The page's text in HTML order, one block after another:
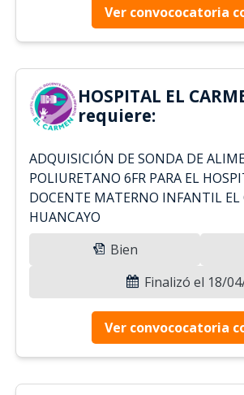
Ver convococatoria
HOSPITAL EL
requiere:
ADQUISICIÓN DE SONDA DE
POLIURETANO 6FR PARA EL
DOCENTE MATERNO INFANTIL EL
HUANCAYO
Bien
Finalizó el 18/
Ver convococatoria